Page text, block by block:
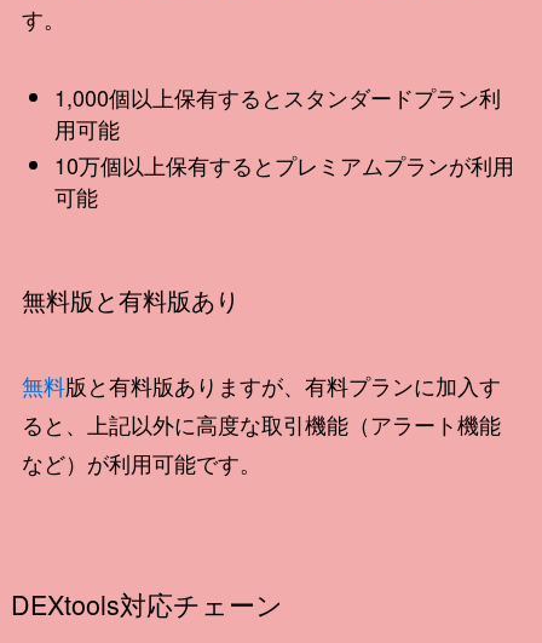
す。
1,000個以上保有するとスタンダードプラン利
用可能
10万個以上保有するとプレミアムプランが利用
可能
無料版と有料版あり
無料版と有料版ありますが、有料プランに加入す
ると、上記以外に高度な取引機能（アラート機能
など）が利用可能です。
DEXtools対応チェーン